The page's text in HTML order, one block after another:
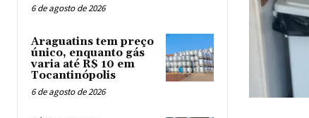
6 de agosto de 2026
Araguatins tem preço
único, enquanto gás
varia até R$ 10 em
Tocantinópolis
6 de agosto de 2026